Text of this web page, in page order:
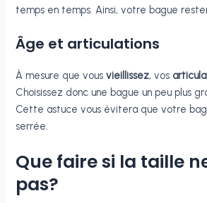
temps en temps. Ainsi, votre bague
Âge et articulations
À mesure que vousvieillissez, vos
Choisissez donc une bague un peu plus
Cette astuce vous évitera que votre
serrée.
Que faire si la taille
pas?